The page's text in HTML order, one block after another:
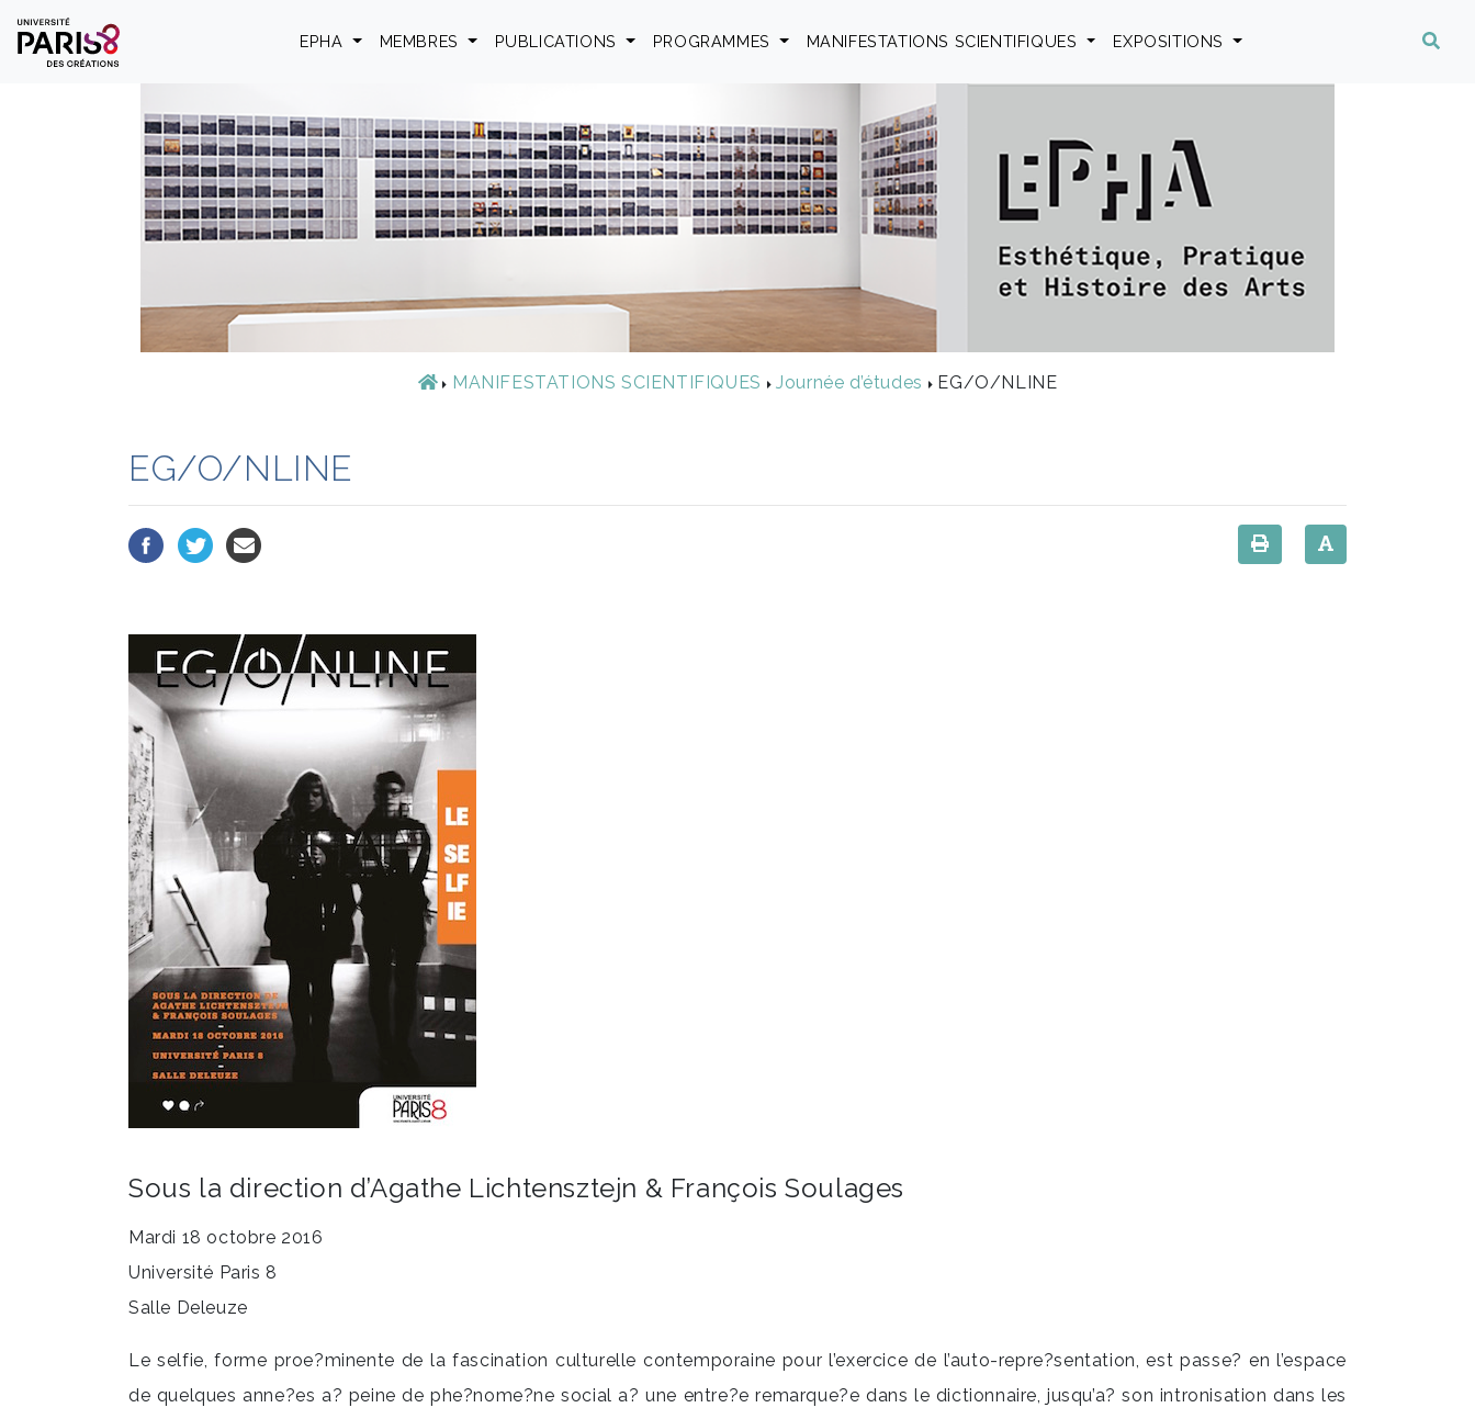
Cookies management panel
EPHA
MEMBRES PUBLICATIONS PROGRAMMES MANIFESTATIONS SCIENTIFIQUES EXPOSITIONS
MANIFESTATIONS SCIENTIFIQUES Journée d’études EG/O/NLINE
EG/O/NLINE
Sous la direction d’Agathe Lichtensztejn & François Soulages
Mardi 18 octobre 2016
Université Paris 8
Salle Deleuze
Le selfie, forme proe?minente de la fascination culturelle contemporaine pour l’exercice de l’auto-repre?sentation, est passe? en l’espace
de quelques anne?es a? peine de phe?nome?ne social a? une entre?e remarque?e dans le dictionnaire, jusqu’a? son intronisation dans les